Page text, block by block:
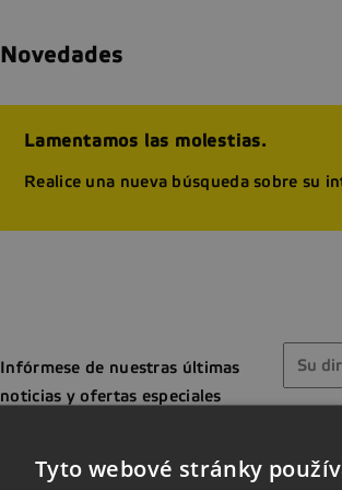
Novedades
Lamentamos las molestias.
Realice una nueva búsqueda sobre su
Infórmese de nuestras últimas
noticias y ofertas especiales
Tyto webové stránky